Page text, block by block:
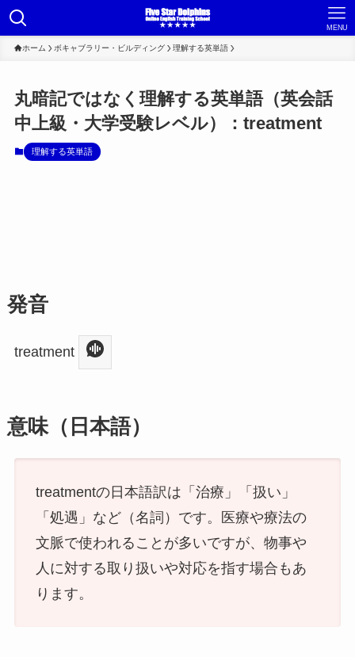
MENU
ホーム ボキャブラリー・ビルディング 理解する英単語
丸暗記ではなく理解する英単語（英会話
中上級・大学受験レベル）：treatment
理解する英単語
発音
treatment
意味（日本語）
treatmentの日本語訳は「治療」「扱い」
「処遇」など（名詞）です。医療や療法の
文脈で使われることが多いですが、物事や
人に対する取り扱いや対応を指す場合もあ
ります。